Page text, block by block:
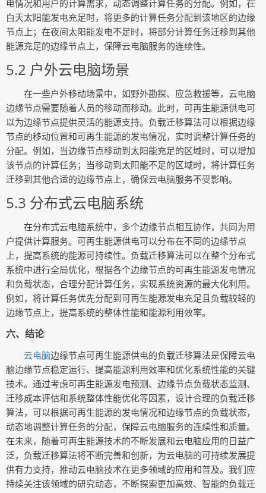
电情况和用户的计算需求，动态调整计算任务的分配。例如，在
白天太阳能发电充足时，将更多的计算任务分配到该地区的边缘
节点上；在夜间太阳能发电不足时，将部分计算任务迁移到其他
能源充足的边缘节点上，保障云电脑服务的连续性。
5.2 户外云电脑场景
在一些户外移动场景中，如野外勘探、应急救援等，云电脑
边缘节点需要随着人员的移动而移动。此时，可再生能源供电可
以为边缘节点提供灵活的能源支持。负载迁移算法可以根据边缘
节点的移动位置和可再生能源的发电情况，实时调整计算任务的
分配。例如，当边缘节点移动到太阳能充足的区域时，可以增加
该节点的计算任务；当移动到太阳能不足的区域时，将计算任务
迁移到其他合适的边缘节点上，确保云电脑服务不受影响。
5.3 分布式云电脑系统
在分布式云电脑系统中，多个边缘节点相互协作，共同为用
户提供计算服务。可再生能源供电可以分布在不同的边缘节点
上，提高系统的能源可持续性。负载迁移算法可以在整个分布式
系统中进行全局优化，根据各个边缘节点的可再生能源发电情况
和负载状态，合理分配计算任务，实现系统资源的最大化利用。
例如，将计算任务优先分配到可再生能源发电充足且负载较轻的
边缘节点上，提高系统的整体性能和能源利用效率。
六、结论
云电脑边缘节点可再生能源供电的负载迁移算法是保障云电
脑边缘节点稳定运行、提高能源利用效率和优化系统性能的关键
技术。通过考虑可再生能源发电预测、边缘节点负载状态监测、
迁移成本评估和系统整体性能优化等因素，设计合理的负载迁移
算法，可以根据可再生能源的发电情况和边缘节点的负载状态，
动态地调整计算任务的分配，保障云电脑服务的连续性和质量。
在未来，随着可再生能源技术的不断发展和云电脑应用的日益广
泛，负载迁移算法将不断完善和创新，为云电脑的可持续发展提
供有力支持，推动云电脑技术在更多领域的应用和普及。我们应
持续关注该领域的研究动态，不断探索更加高效、智能的负载迁